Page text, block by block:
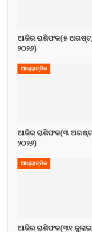
ଆଜିର ରାଶିଫଳ(୫ ଅଗଷ୍ଟ,
୨୦୨୬)
ଆଧ୍ୟାତ୍ମିକ
ଆଜିର ରାଶିଫଳ(୩
୨୦୨୬)
ଆଧ୍ୟାତ୍ମିକ
ଆଜିର ରାଶିଫଳ(୩୧